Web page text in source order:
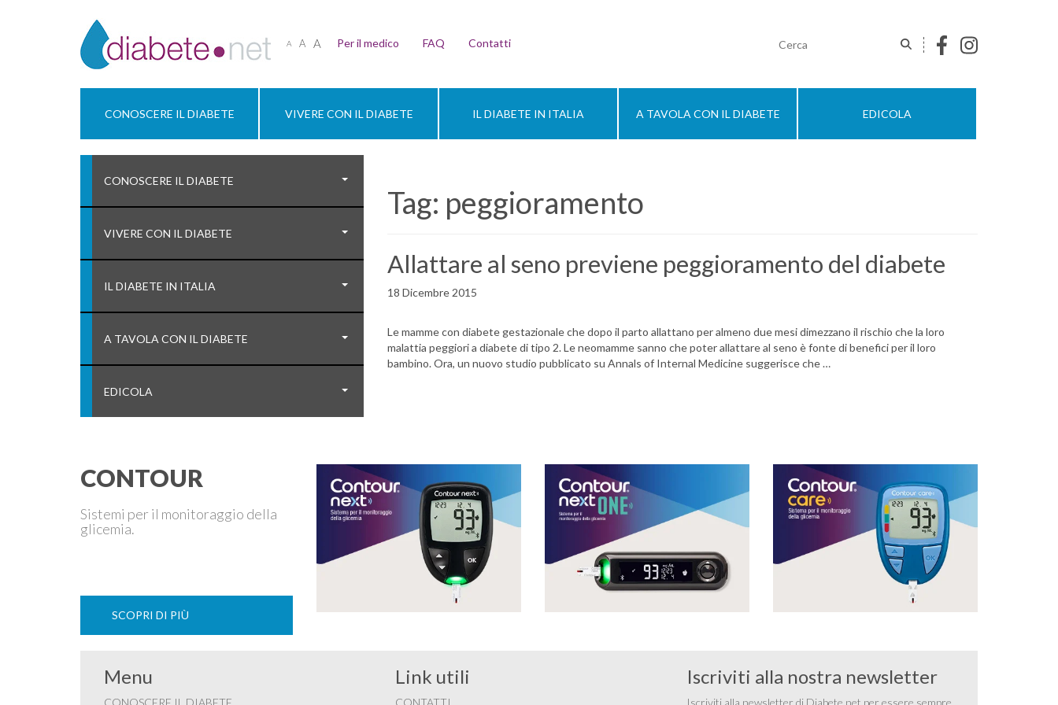
A A A Per il medico FAQ Contatti
CONOSCERE IL DIABETE VIVERE CON IL DIABETE IL DIABETE IN ITALIA A TAVOLA CON IL DIABETE EDICOLA
CONOSCERE IL DIABETE
VIVERE CON IL DIABETE
IL DIABETE IN ITALIA
A TAVOLA CON IL DIABETE
EDICOLA
Tag: peggioramento
Allattare al seno previene peggioramento del diabete
18 Dicembre 2015
Le mamme con diabete gestazionale che dopo il parto allattano per almeno due mesi dimezzano il rischio che la loro
malattia peggiori a diabete di tipo 2. Le neomamme sanno che poter allattare al seno è fonte di benefici per il loro
bambino. Ora, un nuovo studio pubblicato su Annals of Internal Medicine suggerisce che …
CONTOUR
Sistemi per il monitoraggio della
glicemia.
SCOPRI DI PIÙ
Menu
CONOSCERE IL DIABETE
Link utili
CONTATTI
Iscriviti alla nostra newsletter
Iscriviti alla newsletter di Diabete.net per essere sempre